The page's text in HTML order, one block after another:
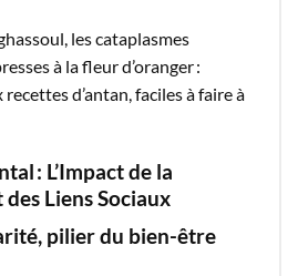
les cataplasmes
à la fleur d’oranger :
d’antan, faciles à faire à
: L’Impact de la
Liens Sociaux
pilier du bien-être